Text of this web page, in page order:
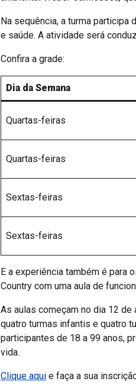
Na sequência, a turma participa
e saúde. A atividade será
Confira a grade:
Dia da Semana
Quartas-feiras
Quartas-feiras
Sextas-feiras
Sextas-feiras
E a experiência também é para
Country com uma aula de
As aulas começam no dia 12
quatro turmas infantis e quatro
participantes de 18 a 99 anos,
vida.
Clique aqui e faça a sua